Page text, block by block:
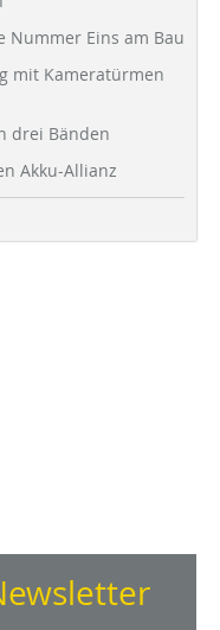
Nummer Eins am Bau
mit Kameratürmen
drei Bänden
Akku-Allianz